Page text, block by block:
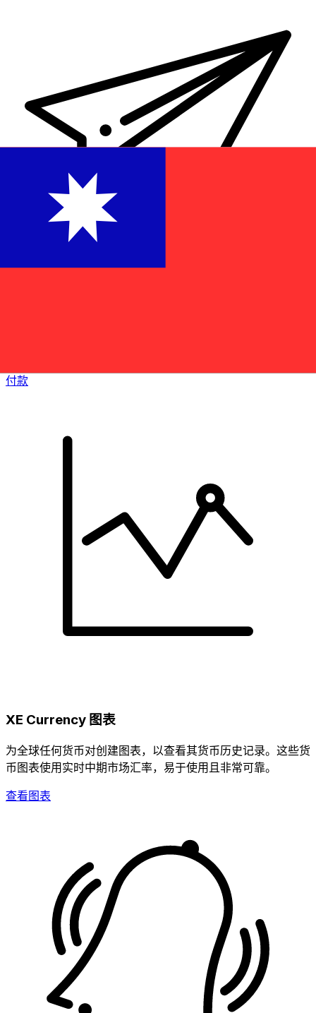
付款
XE Currency 图表
为全球任何货币对创建图表，以查看其货币历史记录。这些货
币图表使用实时中期市场汇率，易于使用且非常可靠。
查看图表